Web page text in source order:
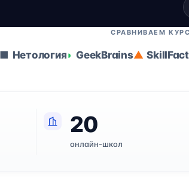
СРАВНИВАЕМ
Нетология GeekBrains
20
онлайн-школ